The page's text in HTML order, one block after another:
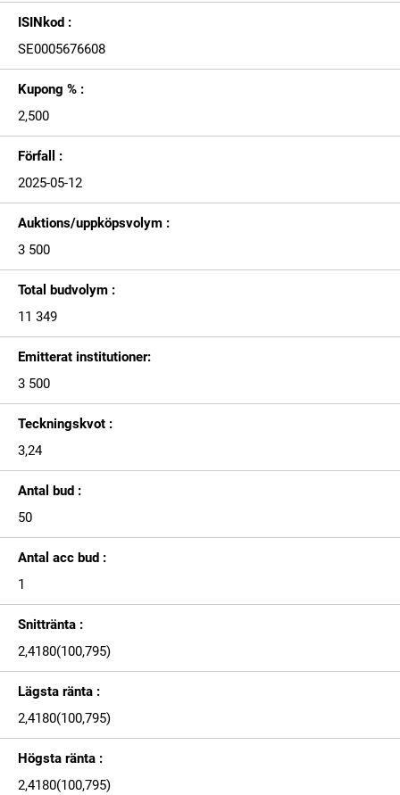
ISINkod :
SE0005676608
Kupong % :
2,500
Förfall :
2025-05-12
Auktions/uppköpsvolym :
3 500
Total budvolym :
11 349
Emitterat institutioner:
3 500
Teckningskvot :
3,24
Antal bud :
50
Antal acc bud :
1
Snittränta :
2,4180(100,795)
Lägsta ränta :
2,4180(100,795)
Högsta ränta :
2,4180(100,795)